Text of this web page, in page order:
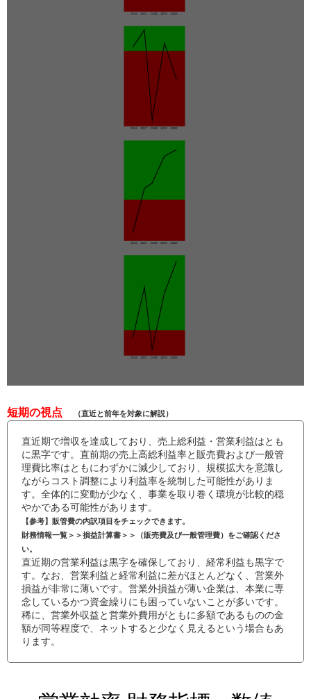
短期の視点 （直近と前年を対象に解説）
直近期で増収を達成しており、売上総利益・営業利益はとも
に黒字です。直前期の売上高総利益率と販売費および一般管
理費比率はともにわずかに減少しており、規模拡大を意識し
ながらコスト調整により利益率を統制した可能性がありま
す。全体的に変動が少なく、事業を取り巻く環境が比較的穏
やかである可能性があります。
【参考】販管費の内訳項目をチェックできます。
財務情報一覧＞＞損益計算書＞＞（販売費及び一般管理費）をご確認くださ
い。
直近期の営業利益は黒字を確保しており、経常利益も黒字で
す。なお、営業利益と経常利益に差がほとんどなく、営業外
損益が非常に薄いです。営業外損益が薄い企業は、本業に専
念しているかつ資金繰りにも困っていないことが多いです。
稀に、営業外収益と営業外費用がともに多額であるものの金
額が同等程度で、ネットすると少なく見えるという場合もあ
ります。